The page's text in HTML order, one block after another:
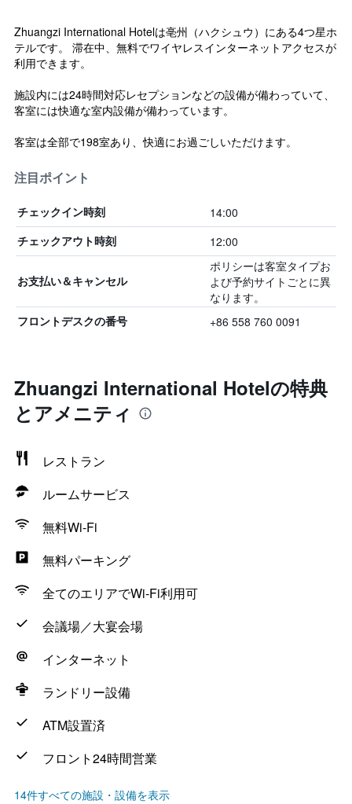
Zhuangzi International Hotelは亳州（ハクシュウ）にある4つ星ホ
テルです。 滞在中、無料でワイヤレスインターネットアクセスが
利用できます。
施設内には24時間対応レセプションなどの設備が備わっていて、
客室には快適な室内設備が備わっています。
客室は全部で198室あり、快適にお過ごしいただけます。
注目ポイント
チェックイン時刻 14:00
チェックアウト時刻 12:00
お支払い＆キャンセル
ポリシーは客室タイプお
よび予約サイトごとに異
なります。
フロントデスクの番号 +86 558 760 0091
Zhuangzi International Hotelの特典
とアメニティ
レストラン
ルームサービス
無料Wi-Fi
無料パーキング
全てのエリアでWi-Fi利用可
会議場／大宴会場
インターネット
ランドリー設備
ATM設置済
フロント24時間営業
14件すべての施設・設備を表示